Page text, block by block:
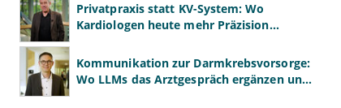
Privatpraxis statt KV-System: Wo
Kardiologen heute mehr Präzision
entstehen
Kommunikation zur Darmkrebsvorsorge:
Wo LLMs das Arztgespräch ergänzen und